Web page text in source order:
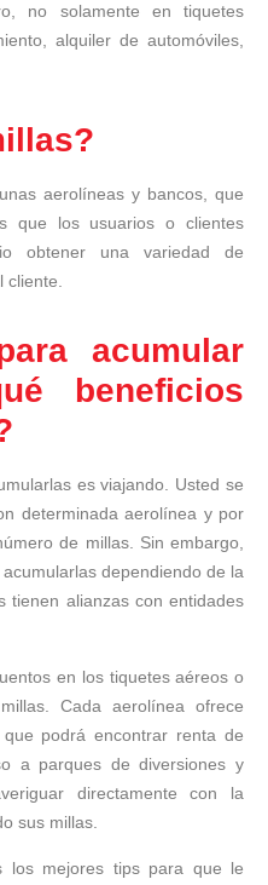
no solamente en tiquetes
alquiler de automóviles,
aerolíneas y bancos, que
que los usuarios o clientes
obtener una variedad de
acumular
beneficios
es viajando. Usted se
determinada aerolínea y por
de millas. Sin embargo,
dependiendo de la
tienen alianzas con entidades
en los tiquetes aéreos o
Cada aerolínea ofrece
podrá encontrar renta de
a parques de diversiones y
directamente con la
sus millas.
los mejores tips para que le